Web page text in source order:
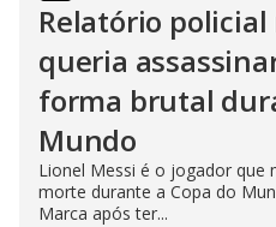
Relatório
queria
forma brutal
Mundo
Lionel Messi é o jogador que
morte durante a Copa do
Marca após ter...